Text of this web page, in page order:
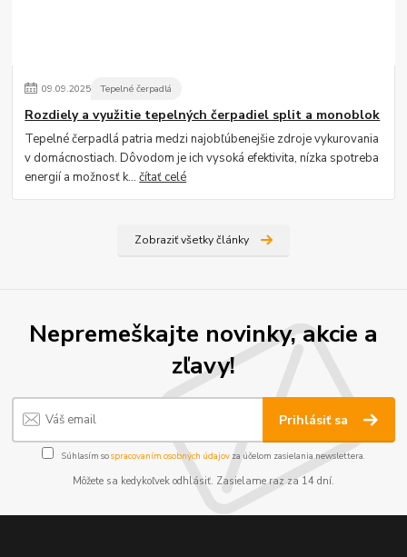
09.09.2025 Tepelné čerpadlá
Rozdiely a využitie tepelných čerpadiel split a monoblok
Tepelné čerpadlá patria medzi najobľúbenejšie zdroje vykurovania
v domácnostiach. Dôvodom je ich vysoká efektivita, nízka spotreba
energií a možnosť k...čítať celé
Zobraziť všetky články
Nepremeškajte novinky, akcie a
zľavy!
Prihlásiť sa
Súhlasím sospracovaním osobných údajov za účelom zasielania newslettera.
Môžete sa kedykoľvek odhlásiť. Zasielame raz za 14 dní.